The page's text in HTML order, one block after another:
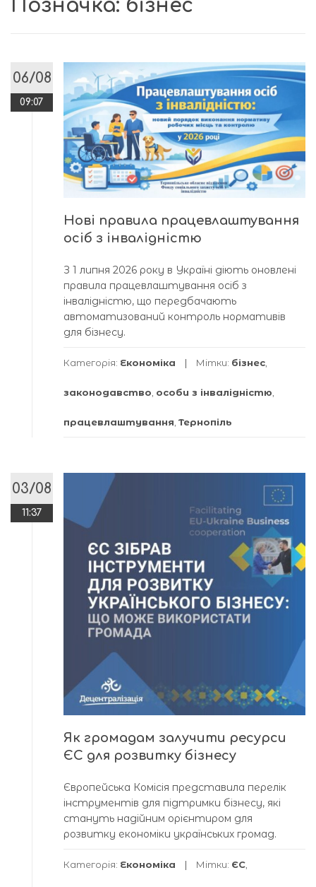
Позначка: бізнес
06/08
09:07
Нові правила працевлаштування
осіб з інвалідністю
З 1 липня 2026 року в Україні діють оновлені
правила працевлаштування осіб з
інвалідністю, що передбачають
автоматизований контроль нормативів
для бізнесу.
Категорія: Економіка Мітки: бізнес
законодавство особи з інвалідністю
працевлаштування Тернопіль
03/08
11:37
Як громадам залучити ресурси
ЄС для розвитку бізнесу
Європейська Комісія представила перелік
інструментів для підтримки бізнесу, які
стануть надійним орієнтиром для
розвитку економіки українських громад.
Категорія: Економіка Мітки: ЄС